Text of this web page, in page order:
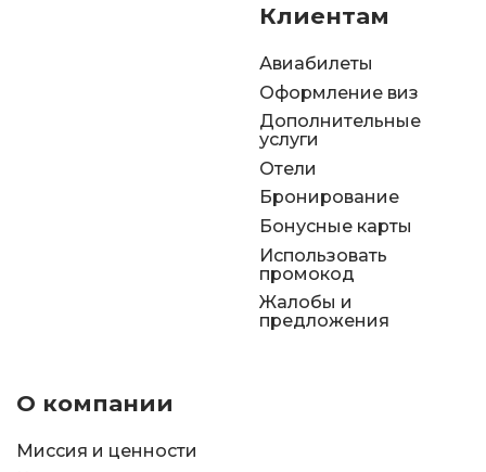
Клиентам
Авиабилеты
Оформление виз
Дополнительные
услуги
Отели
Бронирование
Бонусные карты
Использовать
промокод
Жалобы и
предложения
О компании
Миссия и ценности